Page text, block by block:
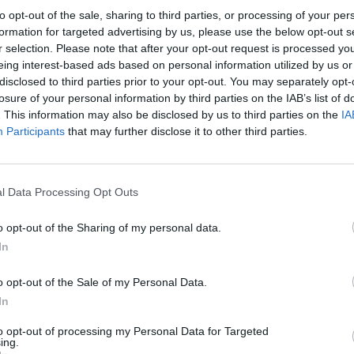
opt-out of the sale, sharing to third parties, or processing of your
for targeted advertising by us, please use the below opt-out
selection. Please note that after your opt-out request is processed
interest-based ads based on personal information utilized by us
to third parties prior to your opt-out. You may separately
of your personal information by third parties on the IAB’s list of
This information may also be disclosed by us to third parties on the
Participants that may further disclose it to other third parties.
Data Processing Opt Outs
opt-out of the Sharing of my personal data.
opt-out of the Sale of my Personal Data.
opt-out of processing my Personal Data for Targeted
Slafkovsky on takonut Pekingin
hyökkääjä ei ole tahtonut saada
ovat Ruotsi ja Slovakia. Ottelun maalitehtailun
edustava
kuudes. Voit katsoa videon osumasta alta.